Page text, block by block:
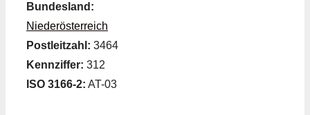
Bundesland:
Niederösterreich
Postleitzahl: 3464
Kennziffer: 312
ISO 3166-2: AT-03